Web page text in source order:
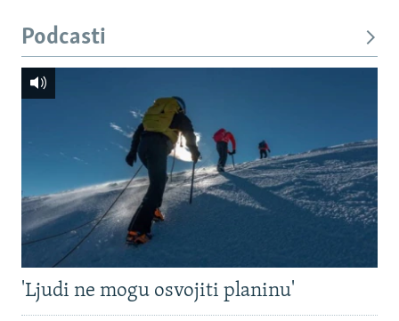
Podcasti
'Ljudi ne mogu osvojiti planinu'